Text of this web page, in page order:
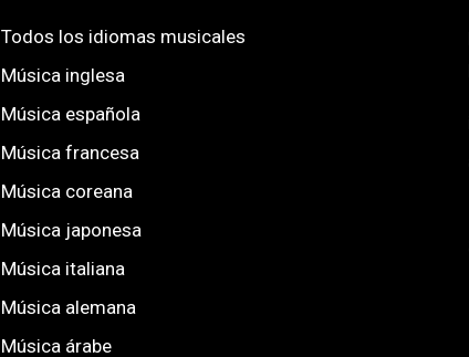
Todos los idiomas musicales
Música inglesa
Música española
Música francesa
Música coreana
Música japonesa
Música italiana
Música alemana
Música árabe